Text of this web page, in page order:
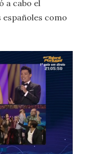
a cabo el
como